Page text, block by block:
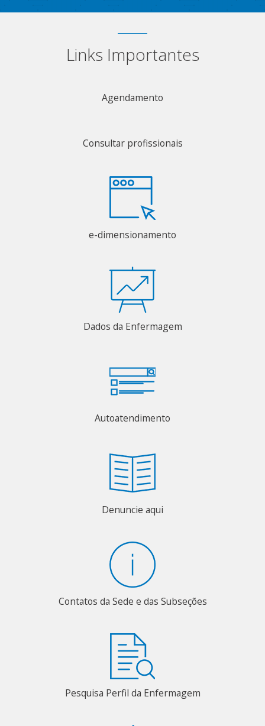
Links Importantes
Agendamento
Consultar profissionais
e-dimensionamento
Dados da Enfermagem
Autoatendimento
Denuncie aqui
Contatos da Sede e das Subseções
Pesquisa Perfil da Enfermagem